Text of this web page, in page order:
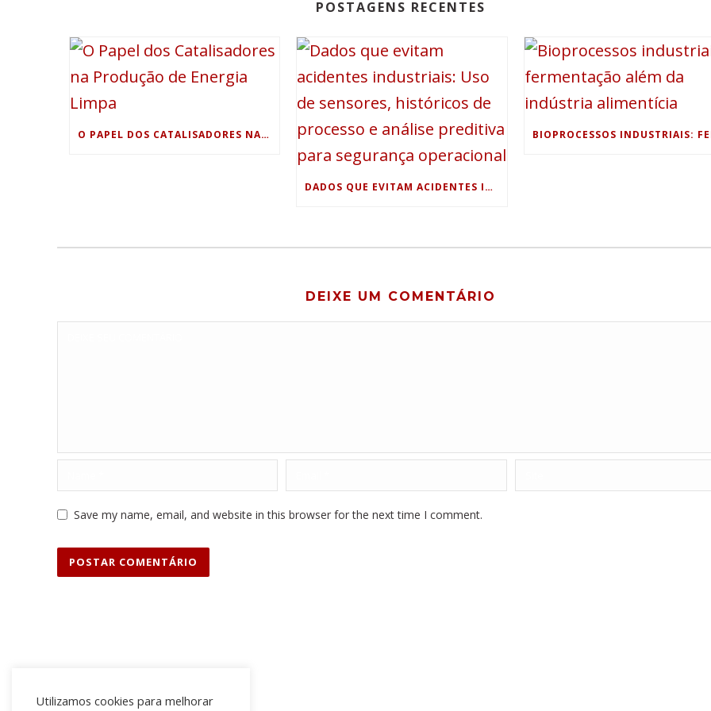
POSTAGENS RECENTES
O PAPEL DOS CATALISADORES NA PRODUÇÃO DE ENERGIA LIMPA
DADOS QUE EVITAM ACIDENTES INDUSTRIAIS: USO DE SENSORES, HISTÓRICOS DE PROCESSO E ANÁLISE PREDITIVA PARA SEGURANÇA OPERACIONAL
DEIXE UM COMENTÁRIO
Save my name, email, and website in this browser for the next time I comment.
Contato
Utilizamos cookies para melhorar